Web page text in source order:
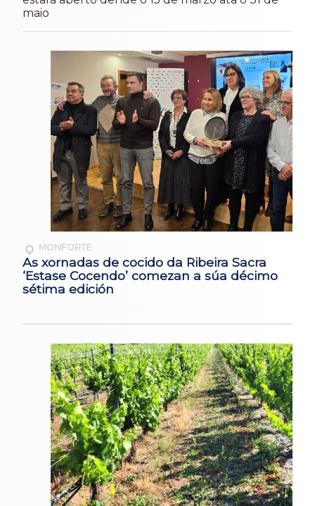
maio
MONFORTE
As xornadas de cocido da Ribeira Sacra
‘Estase Cocendo’ comezan a súa décimo
sétima edición